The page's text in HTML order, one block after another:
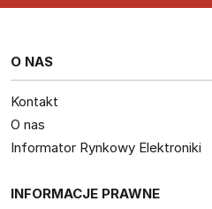
O NAS
Kontakt
O nas
Informator Rynkowy Elektroniki
INFORMACJE PRAWNE